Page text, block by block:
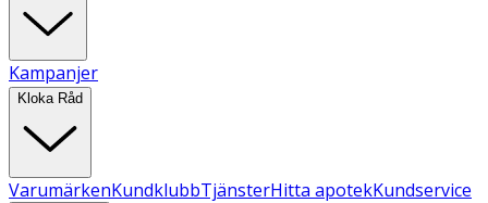
Kampanjer
Kloka Råd
VarumärkenKundklubbTjänsterHitta apotekKundservice